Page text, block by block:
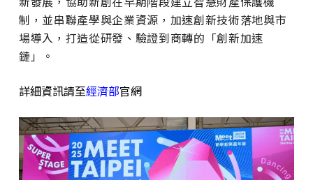
制，並串聯產學與企業資源，加速創新技術落地與市
場導入，打造從研發、驗證到商轉的「創新加速
鏈」。
詳細資訊請至經濟部官網